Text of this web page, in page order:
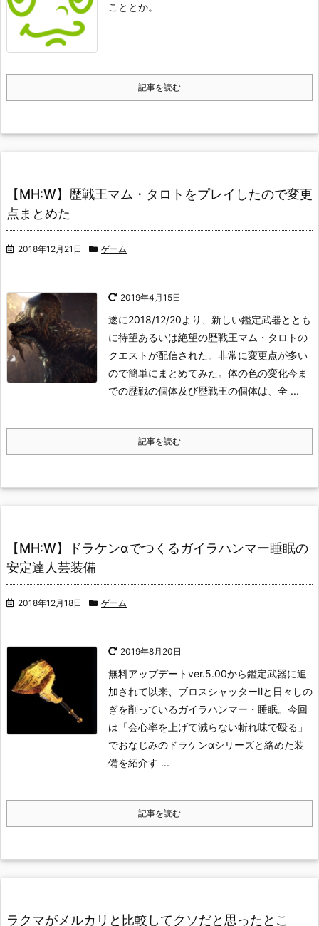
こととか。
記事を読む
【MH:W】歴戦王マム・タロトをプレイしたので変更
点まとめた
2018年12月21日 ゲーム
2019年4月15日
遂に2018/12/20より、新しい鑑定武器ととも
に待望あるいは絶望の歴戦王マム・タロトの
クエストが配信された。 非常に変更点が多い
ので簡単にまとめてみた。 体の色の変化今ま
での歴戦の個体及び歴戦王の個体は、全 ...
記事を読む
【MH:W】ドラケンαでつくるガイラハンマー睡眠の
安定達人芸装備
2018年12月18日 ゲーム
2019年8月20日
無料アップデートver.5.00から鑑定武器に追
加されて以来、ブロスシャッターⅡと日々しの
ぎを削っているガイラハンマー・睡眠。 今回
は「会心率を上げて減らない斬れ味で殴る」
でおなじみのドラケンαシリーズと絡めた装
備を紹介す ...
記事を読む
ラクマがメルカリと比較してクソだと思ったとこ